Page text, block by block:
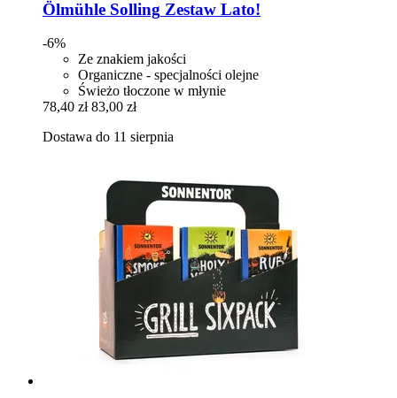
Ölmühle Solling Zestaw Lato!
-6%
Ze znakiem jakości
Organiczne - specjalności olejne
Świeżo tłoczone w młynie
78,40 zł 83,00 zł
Dostawa do 11 sierpnia